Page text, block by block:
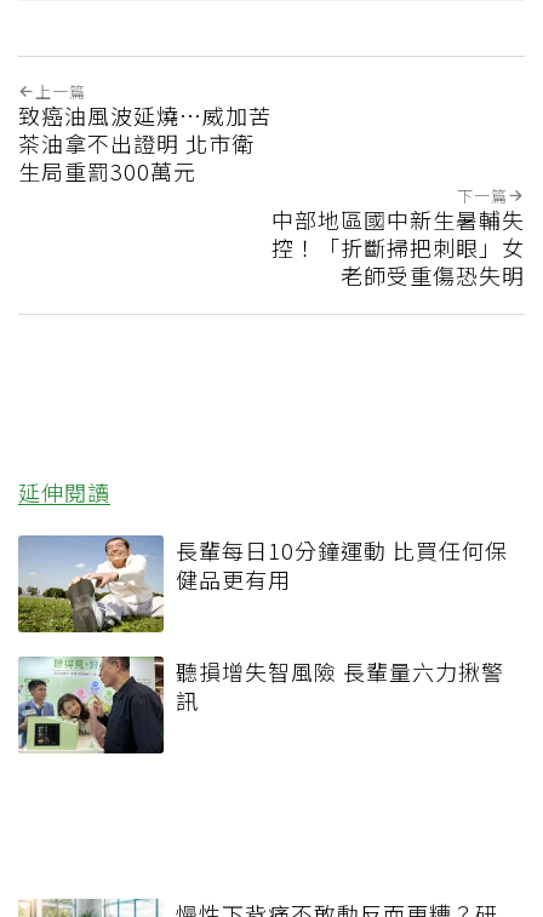
上一篇
致癌油風波延燒…威加苦
茶油拿不出證明 北市衛
生局重罰300萬元
下一篇
中部地區國中新生暑輔失
控！「折斷掃把刺眼」女
老師受重傷恐失明
延伸閱讀
長輩每日10分鐘運動 比買任何保
健品更有用
聽損增失智風險 長輩量六力揪警
訊